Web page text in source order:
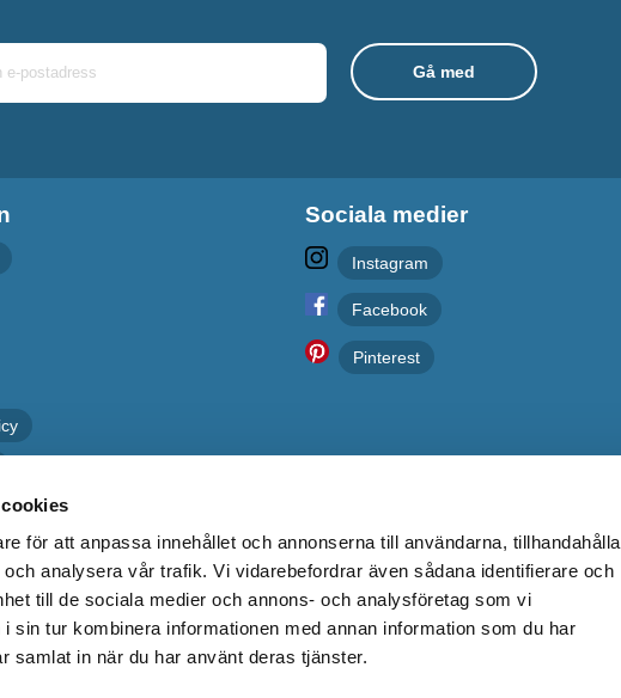
för att anpassa innehållet och annonserna till användarna, tillhandahålla
analysera vår trafik. Vi vidarebefordrar även sådana identifierare och
till de sociala medier och annons- och analysföretag som vi
sin tur kombinera informationen med annan information som du har
samlat in när du har använt deras tjänster.
Sociala medier
Instagram
Facebook
Pinterest